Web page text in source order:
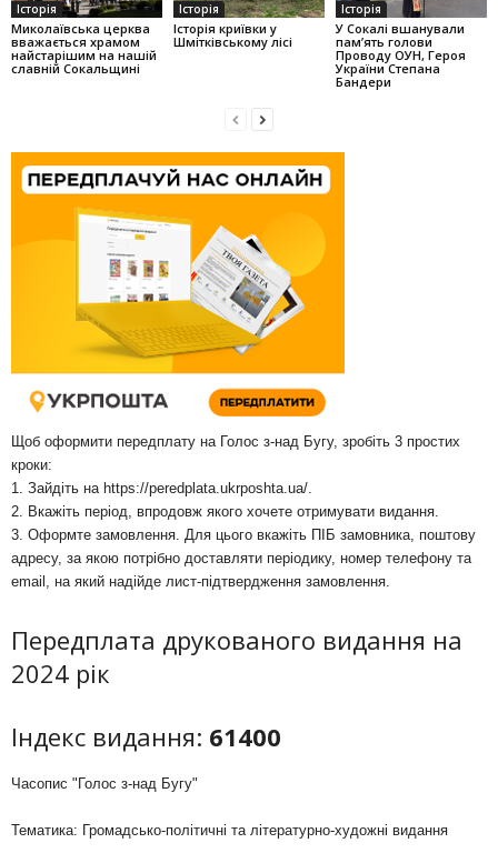
Історія
Миколаївська церква
вважається храмом
найстарішим на нашій
славній Сокальщині
Історія
Історія криївки у
Шмітківському лісі
Історія
У Сокалі вшанували
пам’ять голови
Проводу ОУН, Героя
України Степана
Бандери
Щоб оформити передплату на Голос з-над Бугу, зробіть 3 простих
кроки:
1. Зайдіть на https://peredplata.ukrposhta.ua/.
2. Вкажіть період, впродовж якого хочете отримувати видання.
3. Оформте замовлення. Для цього вкажіть ПІБ замовника, поштову
адресу, за якою потрібно доставляти періодику, номер телефону та
email, на який надійде лист-підтвердження замовлення.
Передплата друкованого видання на
2024 рік
Індекс видання: 61400
Часопис "Голос з-над Бугу"
Тематика: Громадсько-політичні та літературно-художні видання